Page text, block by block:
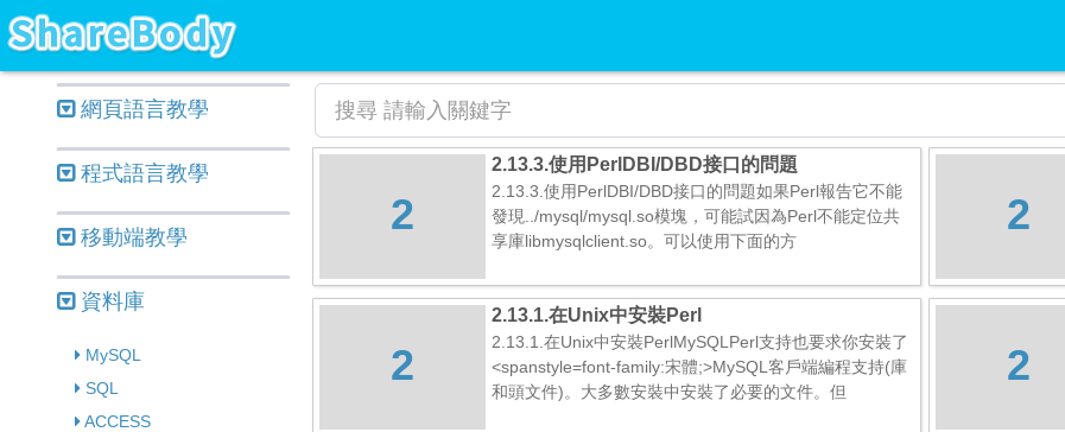
網頁語言教學
程式語言教學
移動端教學
資料庫
MySQL
SQL
ACCESS
2
2.13.3.使用PerlDBI/DBD接口的問題
2.13.3.使用PerlDBI/DBD接口的問題如果Perl報告它不能
發現../mysql/mysql.so模塊，可能試因為Perl不能定位共
享庫libmysqlclient.so。可以使用下面的方
2
2
2.13.1.在Unix中安裝Perl
2.13.1.在Unix中安裝PerlMySQLPerl支持也要求你安裝了
<spanstyle=font-family:宋體;>MySQL客戶端編程支持(庫
和頭文件)。大多數安裝中安裝了必要的文件。但
2